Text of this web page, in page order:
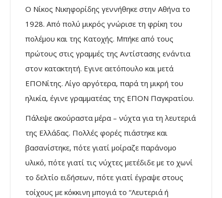
Ο Νίκος Νικηφορίδης γεννήθηκε στην Αθήνα το
1928. Από πολύ μικρός γνώρισε τη φρίκη του
πολέμου και της Κατοχής. Μπήκε από τους
πρώτους στις γραμμές της Αντίστασης ενάντια
στον κατακτητή. Εγινε αετόπουλο και μετά
ΕΠΟΝίτης. Λίγο αργότερα, παρά τη μικρή του
ηλικία, έγινε γραμματέας της ΕΠΟΝ Παγκρατίου.
Πάλεψε ακούραστα μέρα – νύχτα για τη λευτεριά
της Ελλάδας. Πολλές φορές πιάστηκε και
βασανίστηκε, πότε γιατί μοίραζε παράνομο
υλικό, πότε γιατί τις νύχτες μετέδιδε με το χωνί
το δελτίο ειδήσεων, πότε γιατί έγραψε στους
τοίχους με κόκκινη μπογιά το “Λευτεριά ή